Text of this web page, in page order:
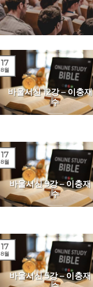
바울서신 12강 – 이충
수
17
8월
바울서신 9강 – 이충재
수
17
8월
바울서신 5강 – 이충재
17
8월